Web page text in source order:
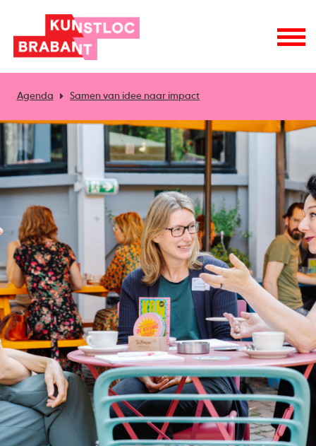
Agenda Samen van idee naar impact